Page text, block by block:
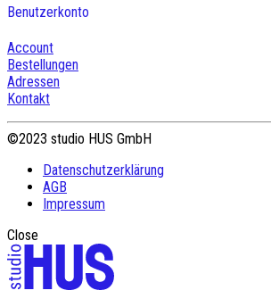
Benutzerkonto
Account
Bestellungen
Adressen
Kontakt
©2023 studio HUS GmbH
Datenschutzerklärung
AGB
Impressum
Close